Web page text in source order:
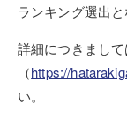
ランキング選出と
詳細につきまし
（https://
い。